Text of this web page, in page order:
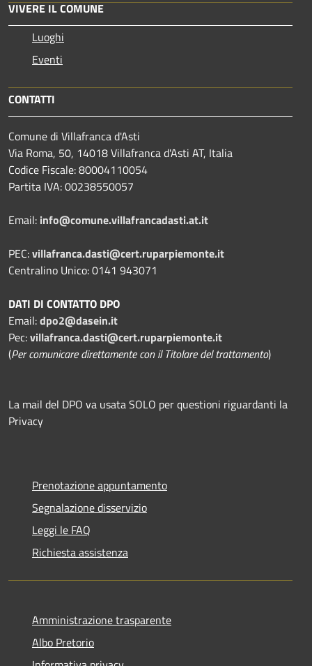
VIVERE IL COMUNE
Luoghi
Eventi
CONTATTI
Comune di Villafranca d'Asti
Via Roma, 50, 14018 Villafranca d'Asti AT, Italia
Codice Fiscale: 80004110054
Partita IVA: 00238550057
Email: info@comune.villafrancadasti.at.it
PEC:villafranca.dasti@cert.ruparpiemonte.it
Centralino Unico: 0141 943071
DATI DI CONTATTO DPO
Email:dpo2@dasein.it
Pec:villafranca.dasti@cert.ruparpiemonte.it
(Per comunicare direttamente con il Titolare del trattamento)
La mail del DPO va usata SOLO per questioni riguardanti la
Privacy
Prenotazione appuntamento
Segnalazione disservizio
Leggi le FAQ
Richiesta assistenza
Amministrazione trasparente
Albo Pretorio